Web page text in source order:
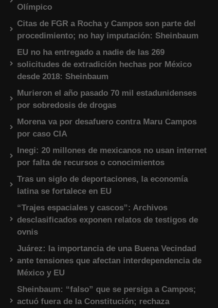
Olímpico
Citas de FGR a Rocha y Campos son parte del
procedimiento; no hay imputación: Sheinbaum
EU no ha entregado a nadie de las 269
solicitudes de extradición hechas por México
desde 2018: Sheinbaum
Murieron el año pasado 70 mil estadunidenses
por sobredosis de drogas
Morena va por desafuero contra Maru Campos
por caso CIA
Inegi: 20 millones de mexicanos no usan internet
por falta de recursos o conocimientos
Tras un siglo de deportaciones, la economía
latina se fortalece en EU
“Trajes espaciales y cascos”: Archivos
desclasificados exponen relatos de testigos de
ovnis
Juárez: la importancia de una Buena Vecindad
ante tensiones que afectan interdependencia de
México y EU
Sheinbaum: “falso” que se persiga a Campos;
actuó fuera de la Constitución; rechaza